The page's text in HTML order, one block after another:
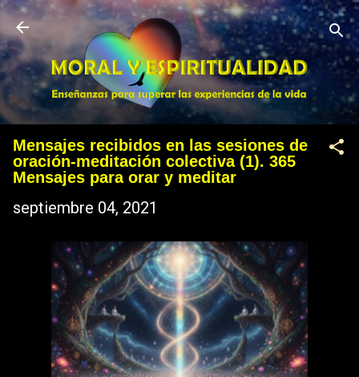
Ir al contenido principal
Mensajes recibidos en las sesiones de
oración-meditación colectiva (1). 365
Mensajes para orar y meditar
septiembre 04, 2021